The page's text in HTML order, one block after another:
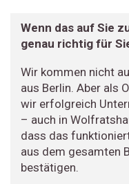
Wenn das auf Sie
genau richtig für
Wir kommen nicht
aus Berlin. Aber als
wir erfolgreich
– auch in
dass das
aus dem gesamten
bestätigen.